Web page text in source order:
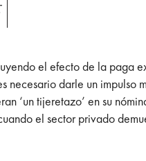
el efecto de la paga
necesario darle un impulso
‘un tijeretazo’ en su
el sector privado